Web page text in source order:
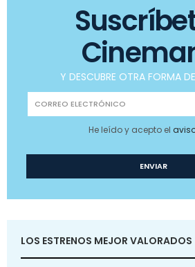
Y DESCUBRE OTRA FORMA
He leído y acepto el
LOS ESTRENOS MEJOR VALORADOS